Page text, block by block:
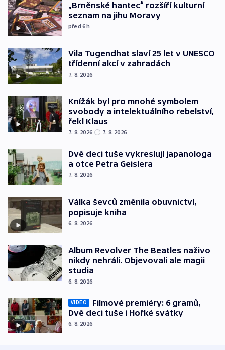
„Brněnské hantec“ rozšíří kulturní
seznam na jihu Moravy
před 6h
Vila Tugendhat slaví 25 let v UNESCO
třídenní akcí v zahradách
7. 8. 2026
Knížák byl pro mnohé symbolem
svobody a intelektuálního rebelství,
řekl Klaus
7. 8. 2026 7. 8. 2026
Dvě deci tuše vykreslují japanologa
a otce Petra Geislera
7. 8. 2026
Válka ševců změnila obuvnictví,
popisuje kniha
6. 8. 2026
Album Revolver The Beatles naživo
nikdy nehráli. Objevovali ale magii
studia
6. 8. 2026
VIDEO
Filmové premiéry: 6 gramů,
Dvě deci tuše i Hořké svátky
6. 8. 2026